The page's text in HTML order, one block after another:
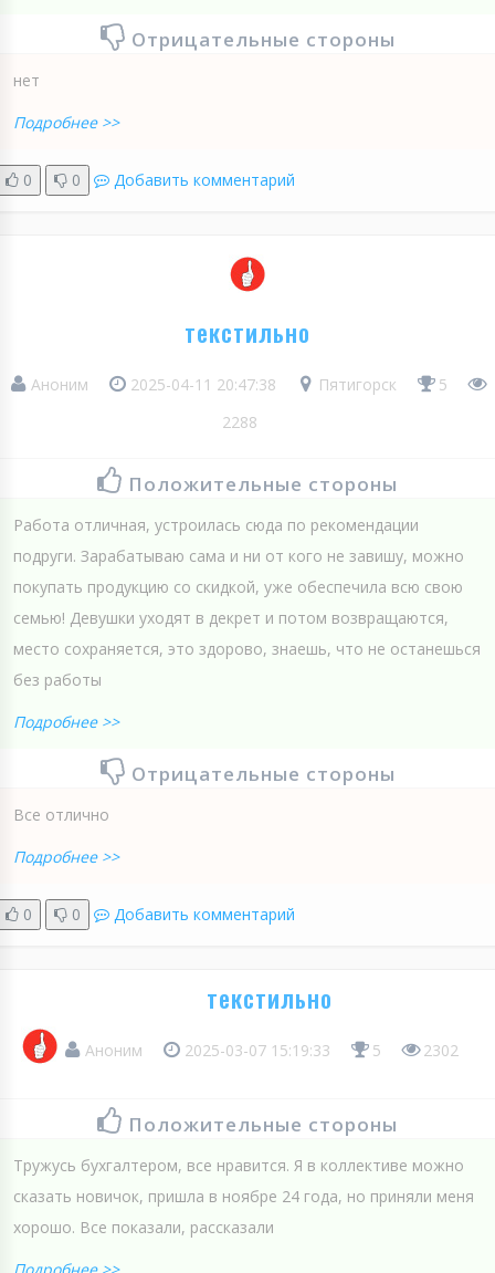
Отрицательные стороны
нет
Подробнее >>
0 0 Добавить комментарий
текстильно
Аноним 2025-04-11 20:47:38 Пятигорск
5
2288
Положительные стороны
Работа отличная, устроилась сюда по рекомендации
подруги. Зарабатываю сама и ни от кого не завишу, можно
покупать продукцию со скидкой, уже обеспечила всю свою
семью! Девушки уходят в декрет и потом возвращаются,
место сохраняется, это здорово, знаешь, что не останешься
без работы
Подробнее >>
Отрицательные стороны
Все отлично
Подробнее >>
0 0 Добавить комментарий
текстильно
Аноним 2025-03-07 15:19:33 5 2302
Положительные стороны
Тружусь бухгалтером, все нравится. Я в коллективе можно
сказать новичок, пришла в ноябре 24 года, но приняли меня
хорошо. Все показали, рассказали